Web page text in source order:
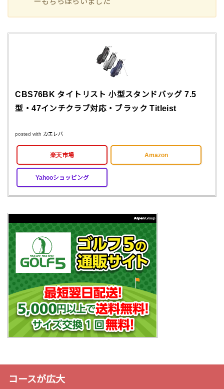
CBS76BK タイトリスト 小型スタンドバッグ 7.5
型・47インチクラブ対応・ブラック Titleist
posted with カエレバ
楽天市場 Amazon
Yahooショッピング
コースが広大